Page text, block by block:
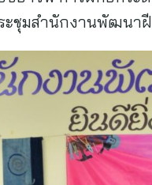
ชุมสำนักงานพัฒนาฝี